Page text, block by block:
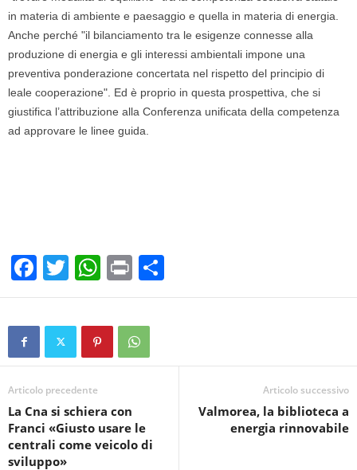
in materia di ambiente e paesaggio e quella in materia di energia.
Anche perché "il bilanciamento tra le esigenze connesse alla
produzione di energia e gli interessi ambientali impone una
preventiva ponderazione concertata nel rispetto del principio di
leale cooperazione". Ed è proprio in questa prospettiva, che si
giustifica l’attribuzione alla Conferenza unificata della competenza
ad approvare le linee guida.
F
a
c
b
o
o
k
T
wi
tt
W
h
at
s
A
p
Pr
in
t
o
vi
Articolo precedente
La Cna si schiera con
Franci «Giusto usare le
centrali come veicolo di
sviluppo»
Articolo successivo
Valmorea, la biblioteca a
energia rinnovabile